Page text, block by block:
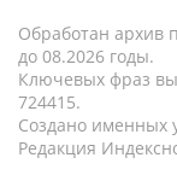
Обработан архив
до 08.2026 годы.
Ключевых фраз
724415.
Создано именных
Редакция